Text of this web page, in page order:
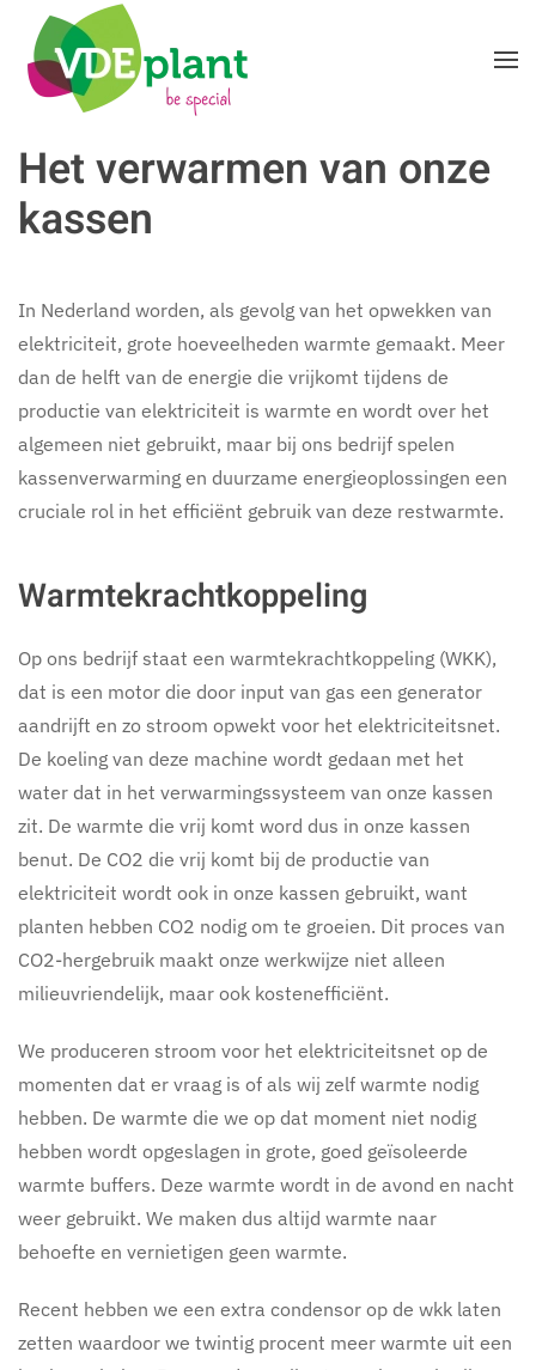
Terug naar hoofdinhoud
Het verwarmen van onze
kassen
In Nederland worden, als gevolg van het opwekken van
elektriciteit, grote hoeveelheden warmte gemaakt. Meer
dan de helft van de energie die vrijkomt tijdens de
productie van elektriciteit is warmte en wordt over het
algemeen niet gebruikt, maar bij ons bedrijf spelen
kassenverwarming en duurzame energieoplossingen een
cruciale rol in het efficiënt gebruik van deze restwarmte.
Warmtekrachtkoppeling
Op ons bedrijf staat een warmtekrachtkoppeling (WKK),
dat is een motor die door input van gas een generator
aandrijft en zo stroom opwekt voor het elektriciteitsnet.
De koeling van deze machine wordt gedaan met het
water dat in het verwarmingssysteem van onze kassen
zit. De warmte die vrij komt word dus in onze kassen
benut. De CO2 die vrij komt bij de productie van
elektriciteit wordt ook in onze kassen gebruikt, want
planten hebben CO2 nodig om te groeien. Dit proces van
CO2-hergebruik maakt onze werkwijze niet alleen
milieuvriendelijk, maar ook kostenefficiënt.
We produceren stroom voor het elektriciteitsnet op de
momenten dat er vraag is of als wij zelf warmte nodig
hebben. De warmte die we op dat moment niet nodig
hebben wordt opgeslagen in grote, goed geïsoleerde
warmte buffers. Deze warmte wordt in de avond en nacht
weer gebruikt. We maken dus altijd warmte naar
behoefte en vernietigen geen warmte.
Recent hebben we een extra condensor op de wkk laten
zetten waardoor we twintig procent meer warmte uit een